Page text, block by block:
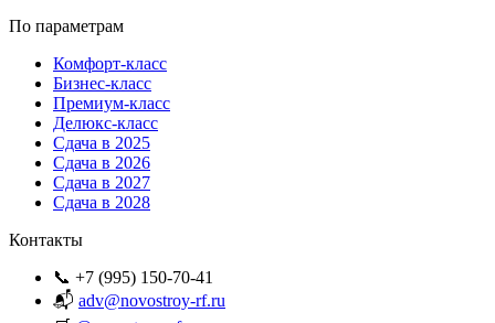
По параметрам
Комфорт-класс
Бизнес-класс
Премиум-класс
Делюкс-класс
Сдача в 2025
Сдача в 2026
Сдача в 2027
Сдача в 2028
Контакты
📞 +7 (995) 150-70-41
📬 adv@novostroy-rf.ru